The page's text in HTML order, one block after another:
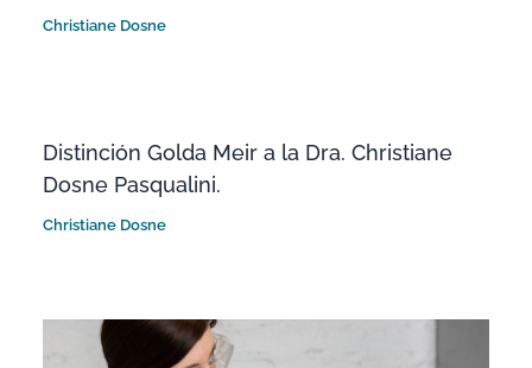
Christiane Dosne
Distinción Golda Meir a la Dra. Christiane
Dosne Pasqualini.
Christiane Dosne